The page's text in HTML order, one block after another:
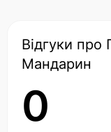
Відгуки
Мандарин
0